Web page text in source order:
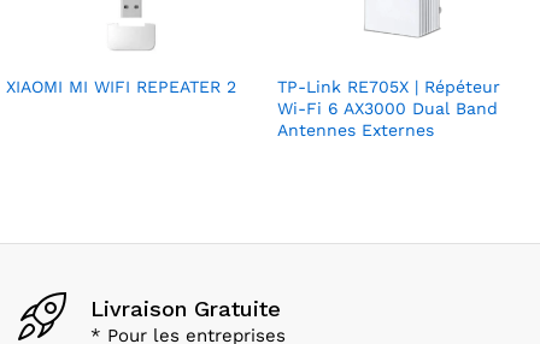
XIAOMI MI WIFI REPEATER 2
TP-Link RE705X | Répéteur
Wi-Fi 6 AX3000 Dual Band
Antennes Externes
Livraison Gratuite
* Pour les entreprises